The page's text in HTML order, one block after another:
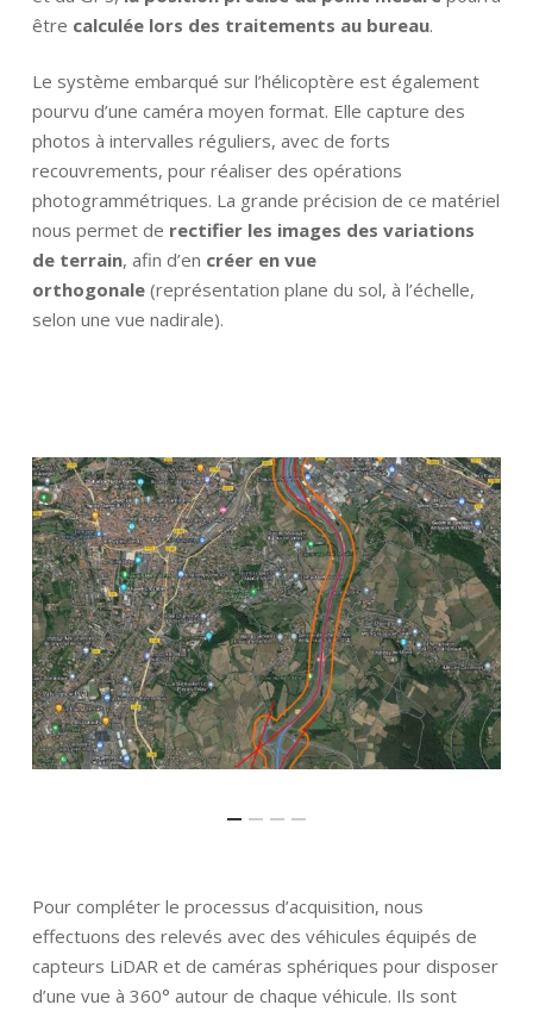
être calculée lors des traitements au bureau.
Le système embarqué sur l’hélicoptère est également
pourvu d’une caméra moyen format. Elle capture des
photos à intervalles réguliers, avec de forts
recouvrements, pour réaliser des opérations
photogrammétriques. La grande précision de ce matériel
nous permet de rectifier les images des variations
de terrain, afin d’en créer en vue
orthogonale(représentation plane du sol, à l’échelle,
selon une vue nadirale).
Pour compléter le processus d’acquisition, nous
effectuons des relevés avec des véhicules équipés de
capteurs LiDAR et de caméras sphériques pour disposer
d’une vue à 360° autour de chaque véhicule. Ils sont